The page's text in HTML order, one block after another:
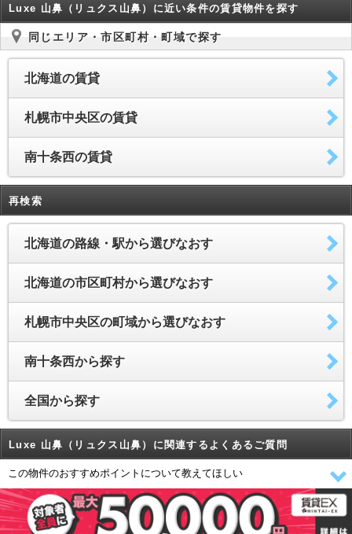
Luxe 山鼻（リュクス山鼻）に近い条件の賃貸物件を探す
同じエリア・市区町村・町域で探す
北海道の賃貸
札幌市中央区の賃貸
南十条西の賃貸
再検索
北海道の路線・駅から選びなおす
北海道の市区町村から選びなおす
札幌市中央区の町域から選びなおす
南十条西から探す
全国から探す
Luxe 山鼻（リュクス山鼻）に関連するよくあるご質問
この物件のおすすめポイントについて教えてほしい